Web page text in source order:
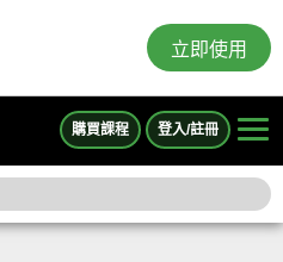
立即使用
購買課程 登入/註冊